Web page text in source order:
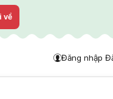
về
Đăng nhập